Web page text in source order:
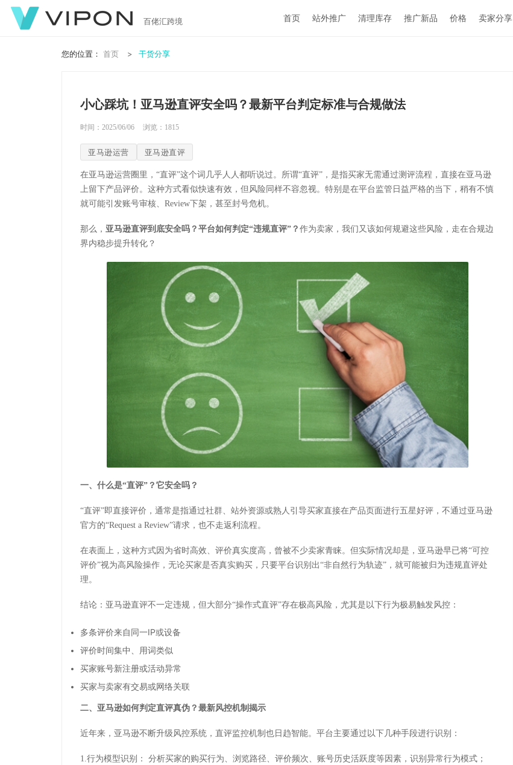
百佬汇跨境 首页 站外推广 清理库存 推广新品 价格 卖家分享
您的位置： 首页 干货分享
小心踩坑！亚马逊直评安全吗？最新平台判定标准与合规做法
时间：2025/06/06 浏览： 1815
亚马逊运营 亚马逊直评
在亚马逊运营圈里， “直评”这个词几乎人人都听说过。所谓“直评”，是指买家无需通过测评流程，直接在亚马逊
上留下产品评价。这种方式看似快速有效，但风险同样不容忽视。特别是在平台监管日益严格的当下，稍有不慎
就可能引发账号审核、 Review下架，甚至封号危机。
那么， 亚马逊直评到底安全吗？平台如何判定“违规直评”？ 作为卖家，我们又该如何规避这些风险，走在合规边
界内稳步提升转化？
一、什么是“直评”？它安全吗？
“直评”即直接评价，通常是指通过社群、站外资源或熟人引导买家直接在产品页面进行五星好评，不通过亚马逊
官方的“Request a Review”请求，也不走返利流程。
在表面上，这种方式因为省时高效、评价真实度高，曾被不少卖家青睐。但实际情况却是，亚马逊早已将“可控
评价”视为高风险操作，无论买家是否真实购买，只要平台识别出“非自然行为轨迹”，就可能被归为违规直评处
理。
结论：亚马逊直评不一定违规，但大部分“操作式直评”存在极高风险，尤其是以下行为极易触发风控：
多条评价来自同一IP或设备
评价时间集中、用词类似
买家账号新注册或活动异常
买家与卖家有交易或网络关联
二、亚马逊如何判定直评真伪？最新风控机制揭示
近年来，亚马逊不断升级风控系统，直评监控机制也日趋智能。平台主要通过以下几种手段进行识别：
1.行为模型识别： 分析买家的购买行为、浏览路径、评价频次、账号历史活跃度等因素，识别异常行为模式；